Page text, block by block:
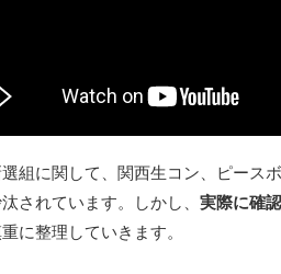
組に関して、関西生コン、ピース
されています。しかし、 実際に確
に整理していきます。